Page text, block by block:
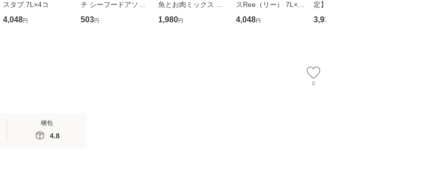
スタブ 7L×4コ
4,048円
チ シーフードアソー
ト 35g×6袋パック
503円
魚とお肉ミックス ま
ぐろ・白身魚・チキ
ン・緑黄色野菜入り
1,980円
スRee（リー） 7L×4
コ
4,048円
定】チャオ ちゅ〜る
とりささみセレクショ
ン 14g×100本入り（2
3,930
0
梱包
4.8